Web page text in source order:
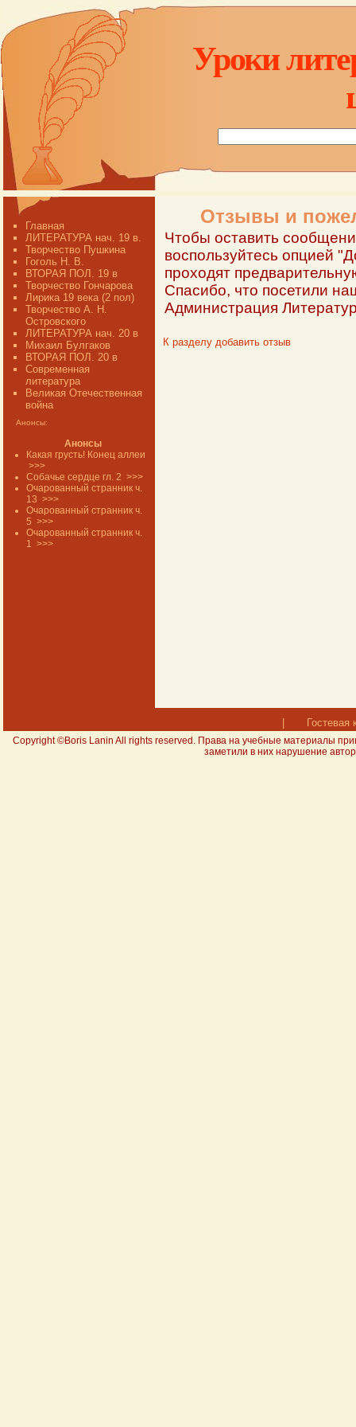
Уроки
Главная
ЛИТЕРАТУРА нач. 19 в.
Творчество Пушкина
Гоголь Н. В.
ВТОРАЯ ПОЛ. 19 в
Творчество Гончарова
Лирика 19 века (2 пол)
Творчество А. Н.
Островского
ЛИТЕРАТУРА нач. 20 в
Михаил Булгаков
ВТОРАЯ ПОЛ. 20 в
Современная
литература
Великая Отечественная
война
Анонсы:
Анонсы
Какая грусть! Конец аллеи
>>>
Собачье сердце гл. 2 >>>
Очарованный странник ч.
13 >>>
Очарованный странник ч.
5 >>>
Очарованный странник ч.
1 >>>
Отзывы и
Чтобы оставить
воспользуйтесь опцией
проходят
Спасибо, что посетили
Администрация
К разделу добавить отзыв
Гостевая
Copyright ©Boris Lanin All rights reserved. Права на учебные материалы
заметили в них нарушение